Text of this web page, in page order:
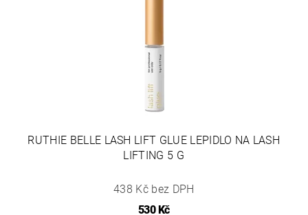
RUTHIE BELLE LASH LIFT GLUE LEPIDLO NA LASH
LIFTING 5 G
438 Kč bez DPH
530 Kč